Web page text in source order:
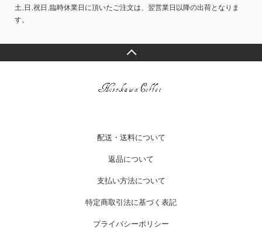
土,日,祝日,臨時休業日に頂いたご注文は、翌営業日以降の出荷となりま
す。
配送・送料について
返品について
支払い方法について
特定商取引法に基づく表記
プライバシーポリシー